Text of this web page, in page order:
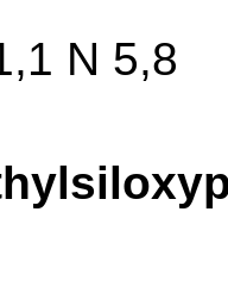
N 5,8